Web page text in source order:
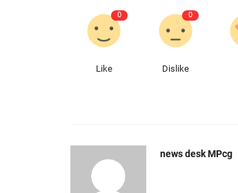
0
Like
0
Dislike
news desk MPcg